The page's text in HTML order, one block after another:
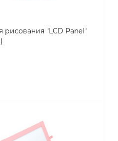
рисования "LCD Panel"